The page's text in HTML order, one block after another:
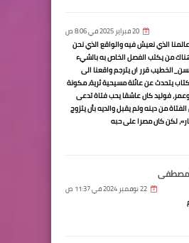
20 فبراير 2025 في 8:06 ص
الذي نعيش فيه والواقع الذي نحن
من يكتب الفصل الخاص به بالشيء
قرر ان يترجم واقعنا الى
يتحدث عن عائلة مسيحية ثرية، مكونة
فوليد كان عاشقا يحب فتاة تدعى
من دينه ولم يقبل والديه بأن يتزوج
لكن كان مصرا على حبه
22 نوفمبر 2024 في 11:37 ص